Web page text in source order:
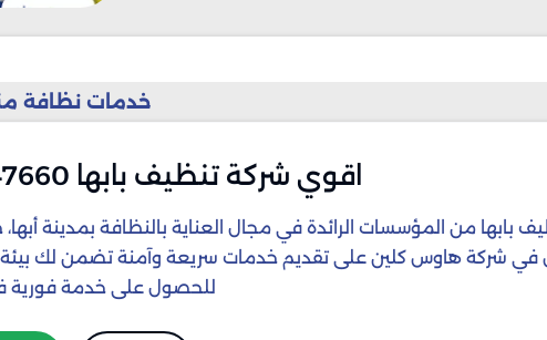
خدمات نظافة
اقوي شركة تنظيف بابها 0506747660 خصم 20%
بابها من المؤسسات الرائدة في مجال العناية بالنظافة بمدينة
للحصول على خدمة